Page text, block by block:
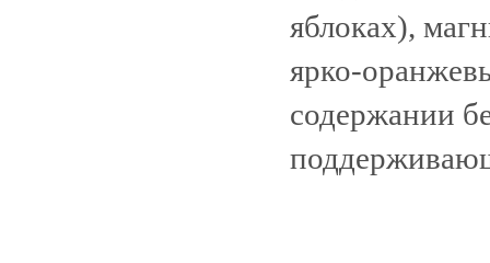
яблоках),
ярко-
содержании